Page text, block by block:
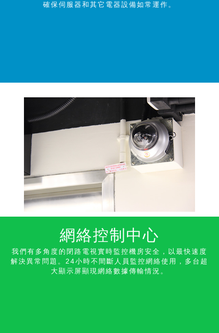
確保伺服器和其它電器設備如常運作。
網絡控制中心
我們有多角度的閉路電視實時監控機房安全，以最快速度
解決異常問題。24小時不間斷人員監控網絡使用，多台超
大顯示屏顯現網絡數據傳輸情況。